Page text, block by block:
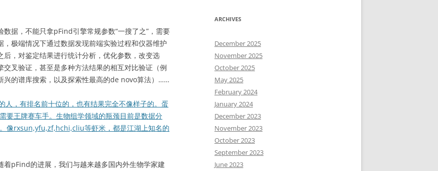
据，不能只拿pFind引擎常规参数“一搜了之”，需要
极端情况下通过数据发现前端实验过程和仪器维护
，对鉴定结果进行统计分析，优化参数，改变选
叉验证，甚至是多种方法结果的相互对比验证（例
兴的谱库搜索，以及探索性最高的de novo算法）……
人，有排名前十位的，也有结果完全不像样子的。蛋
要王牌赛车手。生物组学领域的瓶颈目前是数据分
像rxsun,yfu,zf,hchi,cliu等虾米，都是江湖上知名的
pFind的进展，我们与越来越多国内外生物学家建
ARCHIVES
December 2025
November 2025
October 2025
May 2025
February 2024
January 2024
December 2023
November 2023
October 2023
September 2023
June 2023